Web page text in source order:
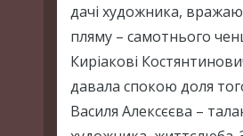
дачі художника,
пляму – самотнього
Киріакові
давала спокою доля
Василя Алексєєва –